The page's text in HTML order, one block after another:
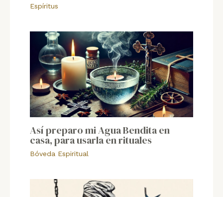
Espíritus
Así preparo mi Agua Bendita en
casa, para usarla en rituales
Bóveda Espiritual